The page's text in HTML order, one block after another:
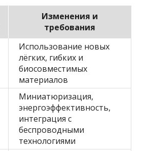
Изменения и
требования
Использование новых
лёгких, гибких и
биосовместимых
материалов
Миниатюризация,
энергоэффективность,
интеграция с
беспроводными
технологиями